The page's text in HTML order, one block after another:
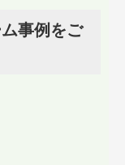
事例をご